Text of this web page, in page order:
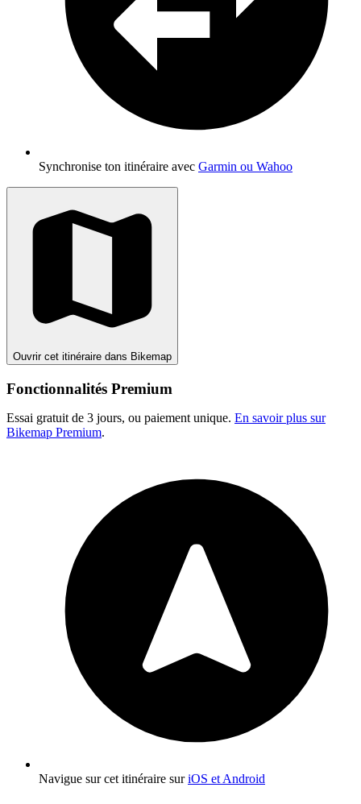
Synchronise ton itinéraire avec Garmin ou Wahoo
Ouvrir cet itinéraire dans Bikemap
Fonctionnalités Premium
Essai gratuit de 3 jours, ou paiement unique. En savoir plus sur
Bikemap Premium.
Navigue sur cet itinéraire suriOS et Android